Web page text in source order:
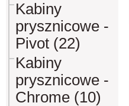
Kabiny
prysznicowe -
Pivot (22)
Kabiny
prysznicowe -
Chrome (10)